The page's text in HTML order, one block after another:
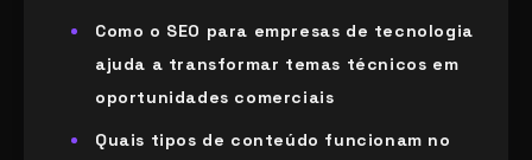
Como o SEO para empresas de tecnologia
ajuda a transformar temas técnicos em
oportunidades comerciais
Quais tipos de conteúdo funcionam no